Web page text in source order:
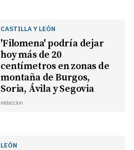
CASTILLA Y LEÓN
'Filomena' podría dejar
hoy más de 20
centímetros en zonas de
montaña de Burgos,
Soria, Ávila y Segovia
redaccion
LEÓN